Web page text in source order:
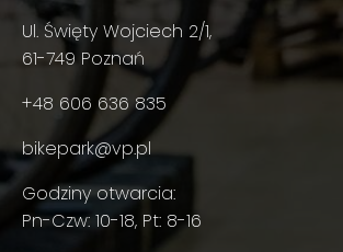
Ul. Święty Wojciech 2/1,
61-749 Poznań
+48 606 636 835
bikepark@vp.pl
Godziny otwarcia:
Pn-Czw: 10-18, Pt: 8-16